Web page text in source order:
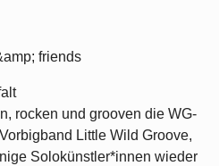
friends
rocken und grooven die WG-
Little Wild Groove,
Solokünstler*innen wieder